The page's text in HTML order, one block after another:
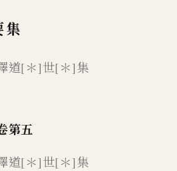
集
道[＊]世[＊]集
第五
道[＊]世[＊]集